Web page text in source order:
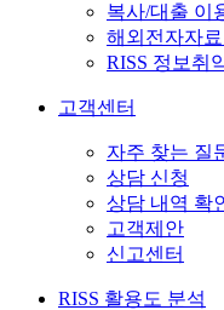
복사/대출 이
해외전자자
RISS 정보취
고객센터
자주 찾는 질
상담 신청
상담 내역 확
고객제안
신고센터
RISS 활용도 분석